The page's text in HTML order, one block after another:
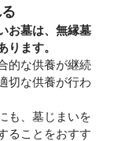
お墓は、無縁墓
ります。
的な供養が継続
切な供養が行わ
も、墓じまいを
ることをおすす